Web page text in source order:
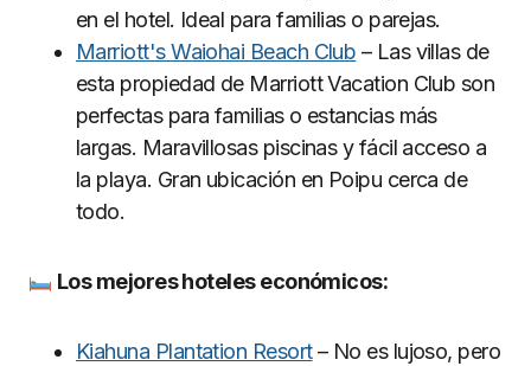
en el hotel. Ideal para familias o parejas.
Marriott's Waiohai Beach Club – Las villas de
esta propiedad de Marriott Vacation Club son
perfectas para familias o estancias más
largas. Maravillosas piscinas y fácil acceso a
la playa. Gran ubicación en Poipu cerca de
todo.
Los mejores hoteles económicos:
Kiahuna Plantation Resort– No es lujoso, pero